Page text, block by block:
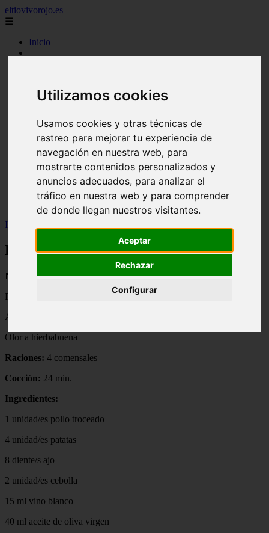
Utilizamos cookies
Usamos cookies y otras técnicas de
rastreo para mejorar tu experiencia de
navegación en nuestra web, para
mostrarte contenidos personalizados y
anuncios adecuados, para analizar el
tráfico en nuestra web y para comprender
de donde llegan nuestros visitantes.
Aceptar
Rechazar
Configurar
eltiovivorojo.es
☰
Inicio
carnes
espana
huevos
mariscos
otros
producto
reposteria
venezuela
verduras
Inicio
Recetas Cookeo: Pollo al ajillo
📅 15/05/2025
Pollo al ajillo
Autor:
Olor a hierbabuena
Raciones: 4 comensales
Cocción: 24 min.
Ingredientes:
1 unidad/es pollo troceado
4 unidad/es patatas
8 diente/s ajo
2 unidad/es cebolla
15 ml vino blanco
40 ml aceite de oliva virgen